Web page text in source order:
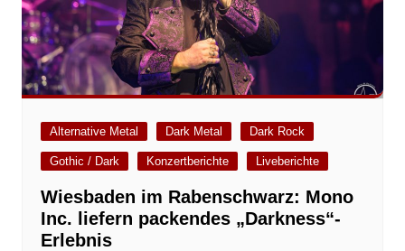
Alternative Metal Dark Metal Dark Rock
Gothic / Dark Konzertberichte Liveberichte
Wiesbaden im Rabenschwarz: Mono
Inc. liefern packendes „Darkness“-
Erlebnis